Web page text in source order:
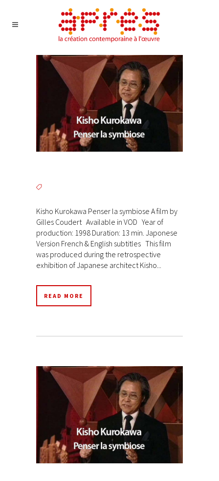
Kisho Kurokawa Penser la symbiose A film by
Gilles Coudert Available in VOD Year of
production: 1998 Duration: 13 min. Japonese
Version French & English subtitles This film
was produced during the retrospective
exhibition of Japanese architect Kisho...
READ MORE